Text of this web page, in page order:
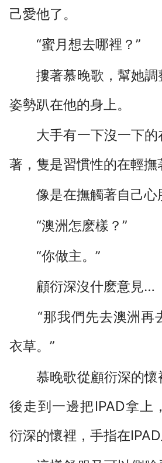
己愛他了。
“蜜月想去哪裡？”
摟著慕晚歌，幫她調
姿勢趴在他的身上。
大手有一下沒一下的
著，隻是習慣性的在輕撫
像是在撫觸著自己心
“澳洲怎麽樣？”
“你做主。”
顧衍深沒什麽意見…
“那我們先去澳洲再
衣草。”
慕晚歌從顧衍深的懷
後走到一邊把IPAD拿上
衍深的懷裡，手指在IPAD